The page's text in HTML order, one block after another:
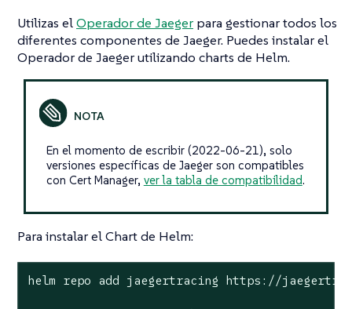
Utilizas elOperador de Jaeger para gestionar todos los
diferentes componentes de Jaeger. Puedes instalar el
Operador de Jaeger utilizando charts de Helm.
En el momento de escribir (2022-06-21), solo
versiones específicas de Jaeger son compatibles
con Cert Manager, ver la tabla de compatibilidad.
Para instalar el Chart de Helm:
helm repo add jaegertracing https://